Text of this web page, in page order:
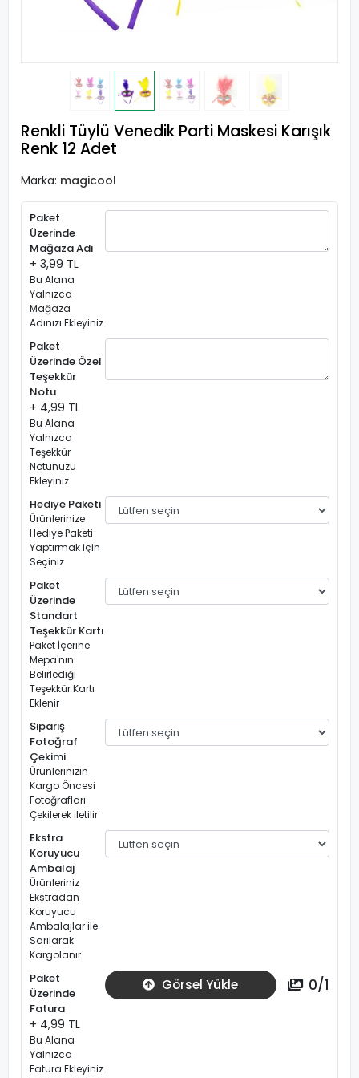
Renkli Tüylü Venedik Parti Maskesi Karışık
Renk 12 Adet
Marka: magicool
Paket
Üzerinde
Mağaza Adı
+ 3,99 TL
Bu Alana
Yalnızca
Mağaza
Adınızı Ekleyiniz
Paket
Üzerinde Özel
Teşekkür
Notu
+ 4,99 TL
Bu Alana
Yalnızca
Teşekkür
Notunuzu
Ekleyiniz
Hediye Paketi
Ürünlerinize
Hediye Paketi
Yaptırmak için
Seçiniz
Paket
Üzerinde
Standart
Teşekkür Kartı
Paket İçerine
Mepa'nın
Belirlediği
Teşekkür Kartı
Eklenir
Sipariş
Fotoğraf
Çekimi
Ürünlerinizin
Kargo Öncesi
Fotoğrafları
Çekilerek İletilir
Ekstra
Koruyucu
Ambalaj
Ürünleriniz
Ekstradan
Koruyucu
Ambalajlar ile
Sarılarak
Kargolanır
Paket
Üzerinde
Fatura
+ 4,99 TL
Bu Alana
Yalnızca
Fatura Ekleyiniz
Görsel Yükle 0/1